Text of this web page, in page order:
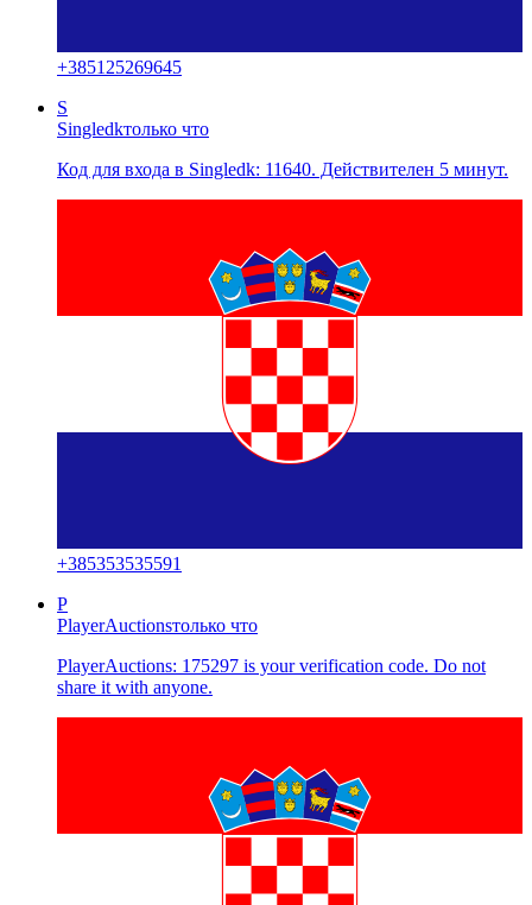
+385125269645
S
Singledkтолько что
Код для входа в Singledk: 11640. Действителен 5 минут.
+385353535591
P
PlayerAuctionsтолько что
PlayerAuctions: 175297 is your verification code. Do not
share it with anyone.